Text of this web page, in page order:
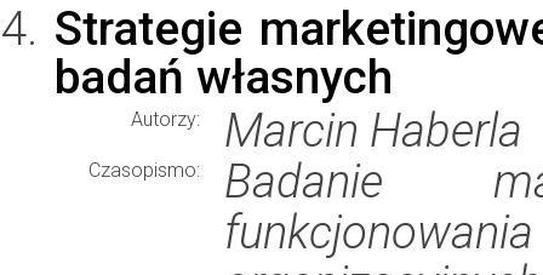
Strategie
badań własnych
Autorzy: Marcin Haberla
Czasopismo:
Badanie